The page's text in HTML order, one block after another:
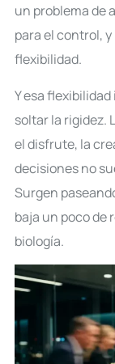
un problema de
para el control,
flexibilidad.
Y esa
soltar la rigidez.
el disfrute, la
decisiones no
Surgen
baja un poco de
biología.